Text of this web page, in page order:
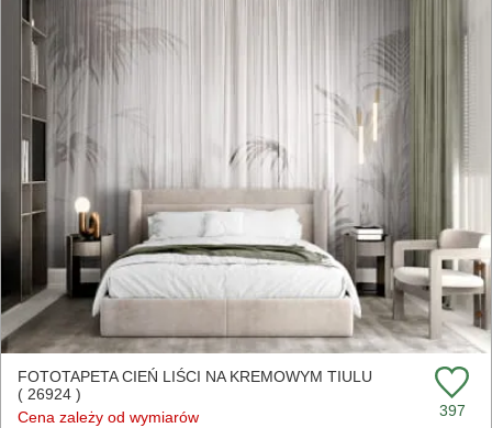
FOTOTAPETA CIEŃ LIŚCI NA KREMOWYM TIULU
( 26924 )
Cena zależy od wymiarów
397